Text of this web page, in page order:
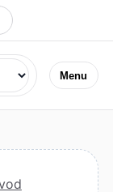
Menu
Jazyk